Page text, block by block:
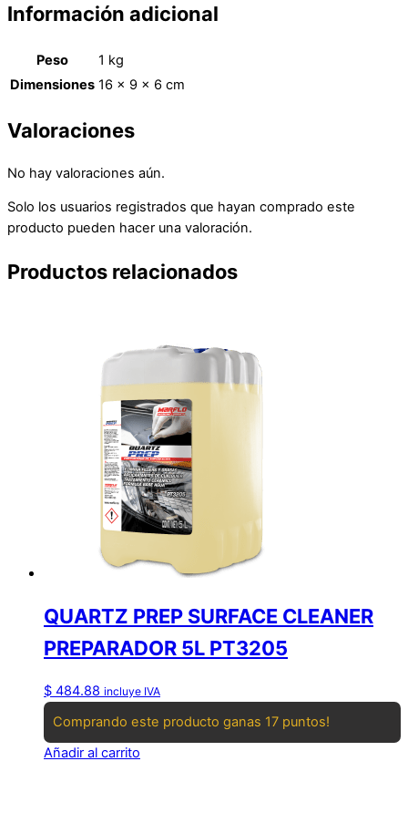
Información adicional
Peso
1 kg
Dimensiones 16 × 9 × 6 cm
Valoraciones
No hay valoraciones aún.
Solo los usuarios registrados que hayan comprado este
producto pueden hacer una valoración.
Productos relacionados
QUARTZ PREP SURFACE CLEANER
PREPARADOR 5L PT3205
$ 484.88 incluye IVA
Comprando este producto ganas 17 puntos!
Añadir al carrito